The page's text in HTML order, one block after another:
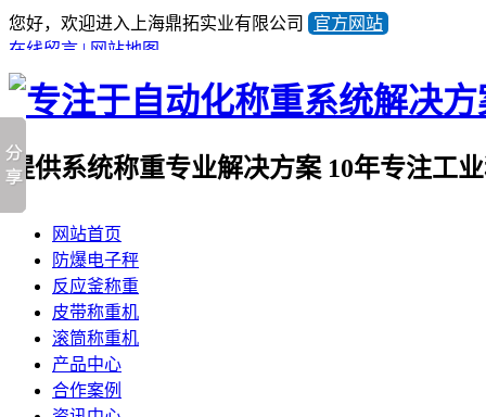
您好，欢迎进入上海鼎拓实业有限公司
官方网站
在线留言 | 网站地图
提供系统称重专业解决方案 10年专注工
全国咨询热线
021-57676453
产品顾问蒋小姐
13641981733
网站首页
防爆电子秤
反应釜称重
皮带称重机
滚筒称重机
产品中心
合作案例